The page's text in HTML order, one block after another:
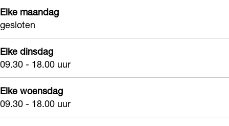
Elke maandag
gesloten
Elke dinsdag
09.30 - 18.00 uur
Elke woensdag
09.30 - 18.00 uur